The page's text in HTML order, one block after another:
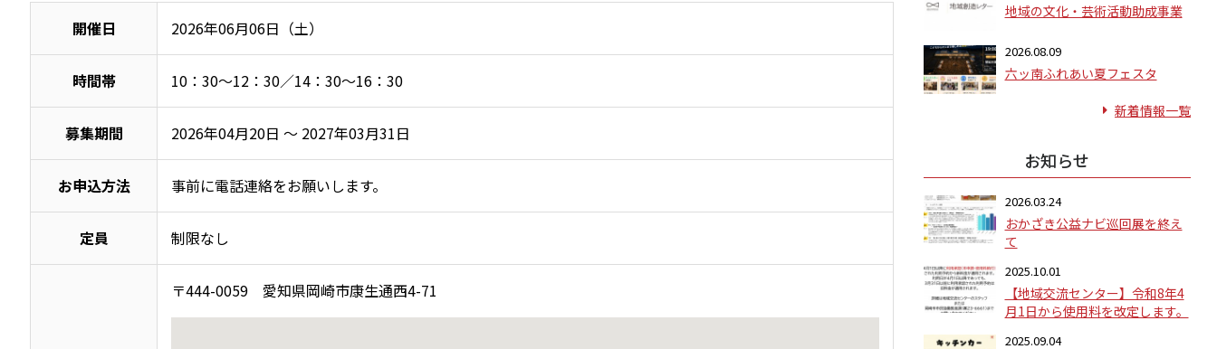
開催日 2026年06月06日（土）
時間帯 10：30～12：30／14：30～16：30
募集期間 2026年04月20日 ～ 2027年03月31日
お申込方法 事前に電話連絡をお願いします。
定員 制限なし
〒444-0059 愛知県岡崎市康生通西4-71
地域の文化・芸術活動助成事業
2026.08.09
六ッ南ふれあい夏フェスタ
新着情報一覧
お知らせ
2026.03.24
おかざき公益ナビ巡回展を終え
て
2025.10.01
【地域交流センター】令和8年4
月1日から使用料を改定します。
2025.09.04